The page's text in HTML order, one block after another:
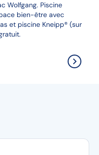
Wolfgang. Piscine
bien-être avec
et piscine Kneipp® (sur